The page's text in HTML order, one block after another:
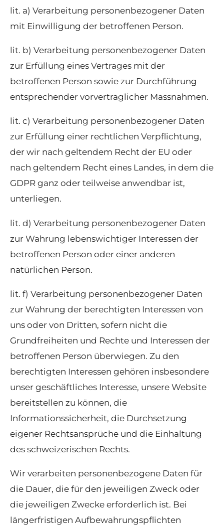
lit. a) Verarbeitung personenbezogener Daten
mit Einwilligung der betroffenen Person.
lit. b) Verarbeitung personenbezogener Daten
zur Erfüllung eines Vertrages mit der
betroffenen Person sowie zur Durchführung
entsprechender vorvertraglicher Massnahmen.
lit. c) Verarbeitung personenbezogener Daten
zur Erfüllung einer rechtlichen Verpflichtung,
der wir nach geltendem Recht der EU oder
nach geltendem Recht eines Landes, in dem die
GDPR ganz oder teilweise anwendbar ist,
unterliegen.
lit. d) Verarbeitung personenbezogener Daten
zur Wahrung lebenswichtiger Interessen der
betroffenen Person oder einer anderen
natürlichen Person.
lit. f) Verarbeitung personenbezogener Daten
zur Wahrung der berechtigten Interessen von
uns oder von Dritten, sofern nicht die
Grundfreiheiten und Rechte und Interessen der
betroffenen Person überwiegen. Zu den
berechtigten Interessen gehören insbesondere
unser geschäftliches Interesse, unsere Website
bereitstellen zu können, die
Informationssicherheit, die Durchsetzung
eigener Rechtsansprüche und die Einhaltung
des schweizerischen Rechts.
Wir verarbeiten personenbezogene Daten für
die Dauer, die für den jeweiligen Zweck oder
die jeweiligen Zwecke erforderlich ist. Bei
längerfristigen Aufbewahrungspflichten